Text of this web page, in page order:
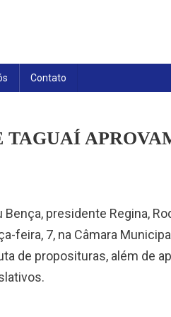
Contato
TAGUAÍ
Bença, presidente Regina,
feira, 7, na Câmara
de proposituras, além de